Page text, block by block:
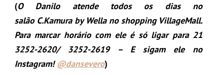
(O Danilo atende todos os dias no
salão C.Kamura by Wella no shopping VillageMall.
Para marcar horário com ele é só ligar para 21
3252-2620/ 3252-2619 – E sigam ele no
Instagram!@dansevero)